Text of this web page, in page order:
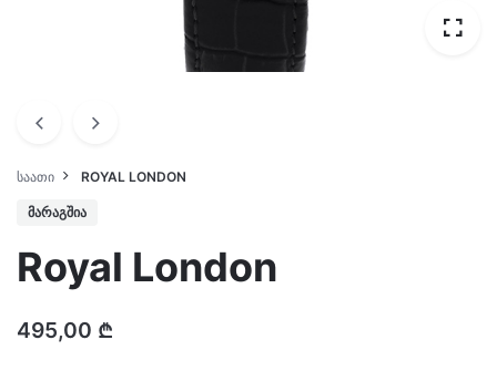
ᲡᲐᲐᲗᲘ ROYAL LONDON
ᲛᲐᲠᲐᲒᲨᲘᲐ
Royal London
495,00 ₾